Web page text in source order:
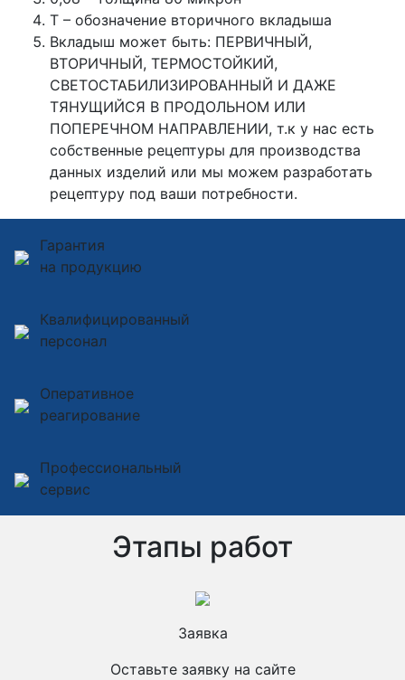
Т – обозначение вторичного вкладыша
Вкладыш может быть: ПЕРВИЧНЫЙ,
ВТОРИЧНЫЙ, ТЕРМОСТОЙКИЙ,
СВЕТОСТАБИЛИЗИРОВАННЫЙ И ДАЖЕ
ТЯНУЩИЙСЯ В ПРОДОЛЬНОМ ИЛИ
ПОПЕРЕЧНОМ НАПРАВЛЕНИИ, т.к у нас есть
собственные рецептуры для производства
данных изделий или мы можем разработать
рецептуру под ваши потребности.
Гарантия
на продукцию
Квалифицированный
персонал
Оперативное
реагирование
Профессиональный
сервис
Этапы работ
Заявка
Оставьте заявку на сайте